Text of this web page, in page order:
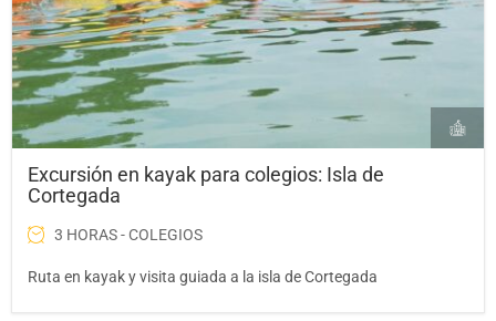
Excursión en kayak para colegios: Isla de
Cortegada
3 HORAS - COLEGIOS
Ruta en kayak y visita guiada a la isla de Cortegada